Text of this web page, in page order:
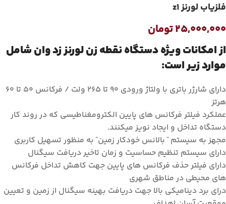
فلزیاب لورنز z1
۲۵,۰۰۰,۰۰۰تومان
از امکانات ویژه دستگاه نقطه زن لورنز زد وان شامل
موارد زیر است:
دارای شارژر باتری با ولتاژ ورودی ۹۰ تا ۲۶۵ ولت / فرکانس ۵۰ تا ۶۰
هرتز
عملکرد فیلتر فرکانس های پایین الکترومغناطیسی که در روند کار
دستگاه تداخل و ایجاد نویز میکنند.
مجهز به سیستم “ بالانس خودکار زمین“ به منظور تسهیل کاربری
دارای سیستم تنظیم حساسیت و زمان تاخیر دریافت سیگنال
دارای فیلتر حذف فرکانس های پایین جهت کاهش تداخل فرکانس
های محیطی در مناطق شهری
درای برد دینامیکی بالا جهت دریافت بهینه سیگنال از زمین و تعیین